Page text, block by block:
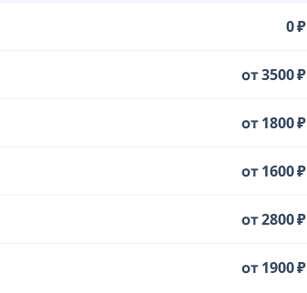
0 ₽
от 3500 ₽
от 1800 ₽
от 1600 ₽
от 2800 ₽
от 1900 ₽